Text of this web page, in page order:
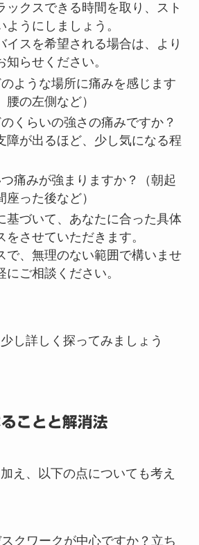
ックスできる時間を取り、スト
ようにしましょう。
イスを希望される場合は、より
らせください。
ような場所に痛みを感じます
の左側など）
くらいの強さの痛みですか？
障が出るほど、少し気になる程
痛みが強まりますか？（朝起
座った後など）
基づいて、あなたに合った具体
をさせていただきます。
で、無理のない範囲で構いませ
にご相談ください。
し詳しく探ってみましょう
ことと解消法
え、以下の点についても考え
クワークが中心ですか？立ち